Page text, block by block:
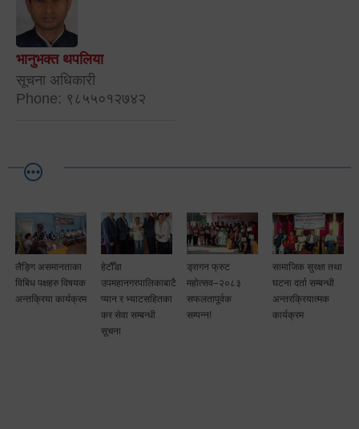
भानुभक्त थपलिया
सूचना अधिकारी
Phone: ९८५५०१२७४२
लैङ्गि असमानताका
विबिध पक्षहरु विषयक
अन्तक्रिया कार्यक्रम
हेटौँडा
उपमहानगरपालिकाबाटै
प्यान र भ्याटसहितका
कर सेवा सम्बन्धी
सूचना
ड्रागन फ्रुट
महोत्सव–२०८३
सफलतापूर्वक
सम्पन्न!
सामाजिक सुरक्षा तथा
घटना दर्ता सम्बन्धी
अन्तरक्रियात्मक
कार्यक्रम